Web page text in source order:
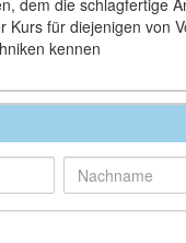
dem die schlagfertige
Kurs für diejenigen von
kennen